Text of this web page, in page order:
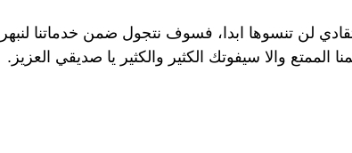
لن تنسوها ابدا، فسوف نتجول ضمن خدماتنا
والا سيفوتك الكثير والكثير يا صديقي العزيز.